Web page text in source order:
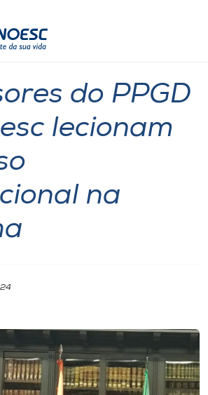
do PPGD
lecionam
na